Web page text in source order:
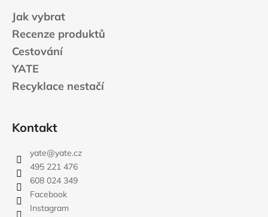
Jak vybrat
Recenze produktů
Cestování
YATE
Recyklace nestačí
Kontakt
yate@yate.cz
495 221 476
608 024 349
Facebook
Instagram